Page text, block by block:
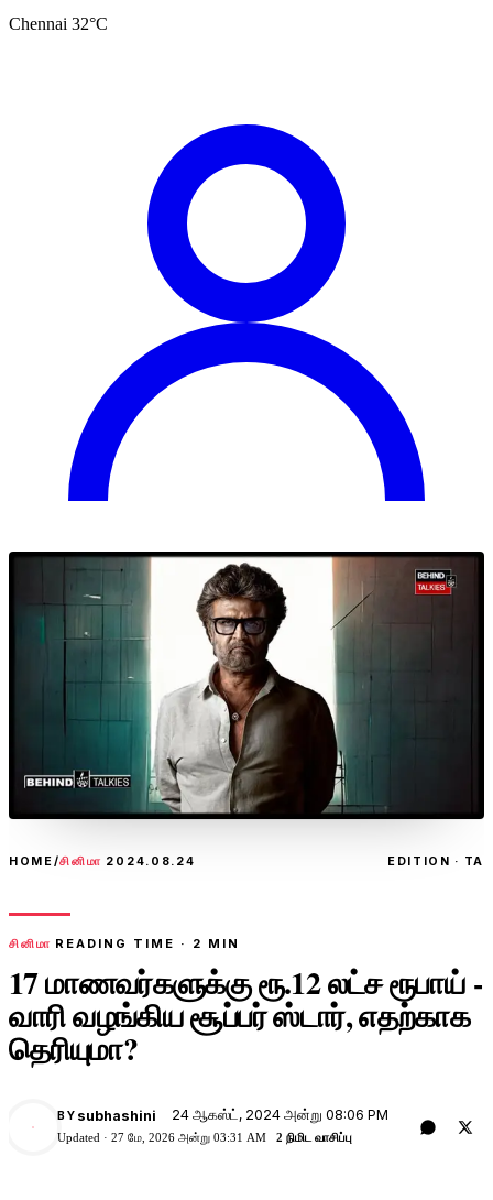
Chennai 32°C
HOME/சினிமா 2024.08.24 EDITION · TA
சினிமா READING TIME · 2 MIN
17 மாணவர்களுக்கு ரூ.12 லட்ச ரூபாய் -
வாரி வழங்கிய சூப்பர் ஸ்டார், எதற்காக
தெரியுமா?
BY subhashini 24 ஆகஸ்ட், 2024 அன்று 08:06 PM
Updated · 27 மே, 2026 அன்று 03:31 AM 2 நிமிட வாசிப்பு